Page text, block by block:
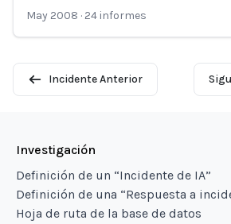
May 2008 · 24 informes
Incidente Anterior
Investigación
Definición de un “Incidente de IA”
Definición de una “Respuesta a
Hoja de ruta de la base de datos